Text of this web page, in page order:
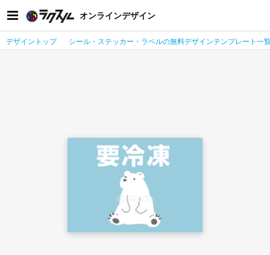
オンラインデザイン
デザイントップ シール・ステッカー・ラベルの無料デザインテンプレート一